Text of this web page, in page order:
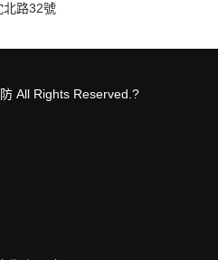
北路32號
All Rights Reserved.?